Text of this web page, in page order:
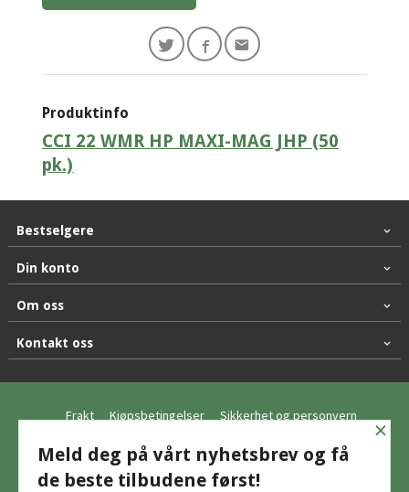
Produktinfo
CCI 22 WMR HP MAXI-MAG JHP (50
pk.)
Bestselgere
Din konto
Om oss
Kontakt oss
Frakt Kjøpsbetingelser Sikkerhet og personvern
Nyhetsbrev
×
Meld deg på vårt nyhetsbrev og få
de beste tilbudene først!